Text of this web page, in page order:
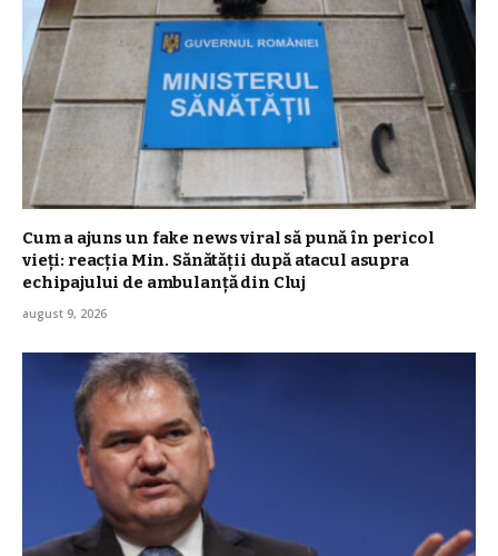
Cum a ajuns un fake news viral să pună în pericol
vieți: reacția Min. Sănătății după atacul asupra
echipajului de ambulanță din Cluj
august 9, 2026